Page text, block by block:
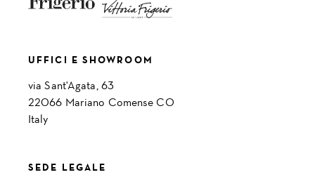
UFFICI E SHOWROOM
via Sant'Agata, 63
22066 Mariano Comense CO
Italy
SEDE LEGALE